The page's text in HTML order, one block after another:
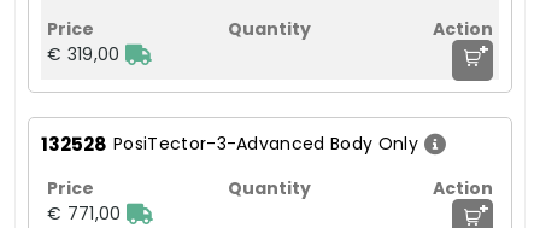
€ 319,00 +
132528 PosiTector-3-Advanced Body Only
€ 771,00 +